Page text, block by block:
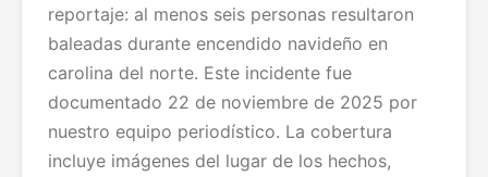
reportaje: al menos seis personas resultaron
baleadas durante encendido navideño en
carolina del norte. Este incidente fue
documentado 22 de noviembre de 2025 por
nuestro equipo periodístico. La cobertura
incluye imágenes del lugar de los hechos,